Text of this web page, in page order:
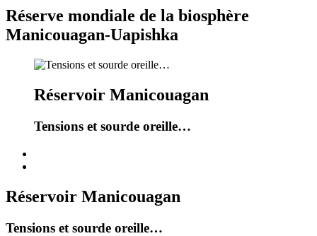
Réserve mondiale de la biosphère
Manicouagan-Uapishka
Réservoir Manicouagan
Tensions et sourde oreille…
Réservoir Manicouagan
Tensions et sourde oreille…